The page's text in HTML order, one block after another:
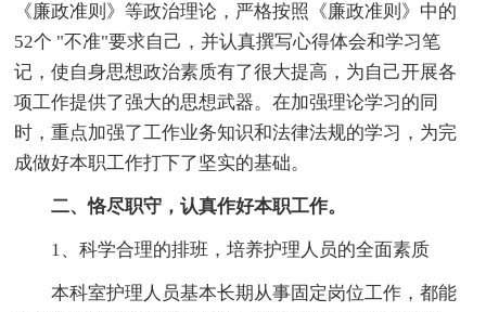
《廉政准则》等政治理论，严格按照《廉政准则》中的
52个 "不准"要求自己，并认真撰写心得体会和学习笔
记，使自身思想政治素质有了很大提高，为自己开展各
项工作提供了强大的思想武器。在加强理论学习的同
时，重点加强了工作业务知识和法律法规的学习，为完
成做好本职工作打下了坚实的基础。
二、恪尽职守，认真作好本职工作。
1、科学合理的排班，培养护理人员的全面素质
本科室护理人员基本长期从事固定岗位工作，都能